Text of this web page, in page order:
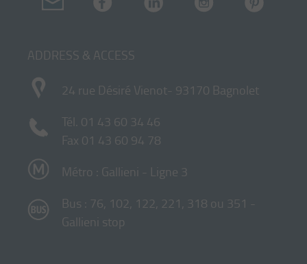
ADDRESS & ACCESS
24 rue Désiré Vienot- 93170 Bagnolet
Tél. 01 43 60 34 46
Fax 01 43 60 94 78
Métro : Gallieni - Ligne 3
Bus : 76, 102, 122, 221, 318 ou 351 -
Gallieni stop